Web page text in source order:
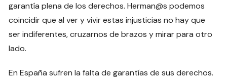
garantía plena de los derechos. Herman@s podemos
coincidir que al ver y vivir estas injusticias no hay que
ser indiferentes, cruzarnos de brazos y mirar para otro
lado.
En España sufren la falta de garantías de sus derechos.